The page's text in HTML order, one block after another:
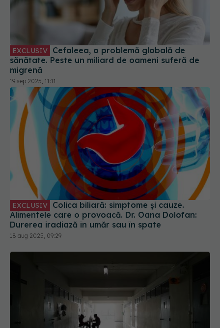
EXCLUSIV
sănătate. Peste un miliard de oameni suferă de
migrenă
19 sep 2025, 11:11
EXCLUSIV
Alimentele care o provoacă. Dr. Oana Dolofan:
Durerea iradiază în umăr sau în spate
18 aug 2025, 09:29